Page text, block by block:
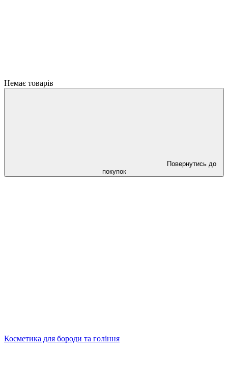
Немає товарів
Повернутись до
покупок
Косметика для бороди та гоління